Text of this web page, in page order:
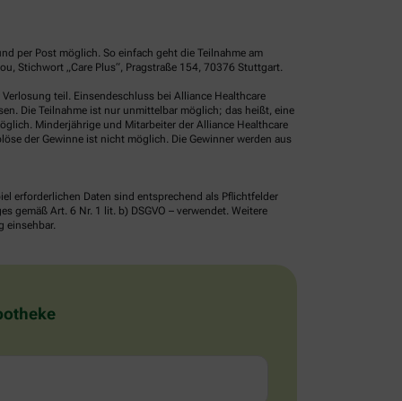
per Post möglich. So einfach geht die Teilnahme am
Stichwort „Care Plus“, Pragstraße 154, 70376 Stuttgart.
teil. Einsendeschluss bei Alliance Healthcare
Die Teilnahme ist nur unmittelbar möglich; das heißt, eine
Minderjährige und Mitarbeiter der Alliance Healthcare
der Gewinne ist nicht möglich. Die Gewinner werden aus
erforderlichen Daten sind entsprechend als Pflichtfelder
gemäß Art. 6 Nr. 1 lit. b) DSGVO – verwendet. Weitere
einsehbar.